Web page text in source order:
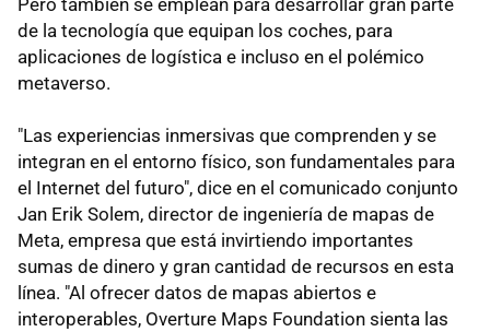
de la tecnología que equipan los coches, para
aplicaciones de logística e incluso en el polémico
metaverso.
"Las experiencias inmersivas que comprenden y se
integran en el entorno físico, son fundamentales para
el Internet del futuro", dice en el comunicado conjunto
Jan Erik Solem, director de ingeniería de mapas de
Meta, empresa que está invirtiendo importantes
sumas de dinero y gran cantidad de recursos en esta
línea. "Al ofrecer datos de mapas abiertos e
interoperables, Overture Maps Foundation sienta las